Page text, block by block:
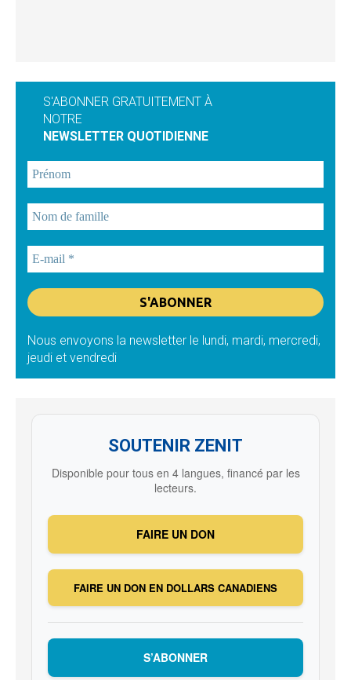
S'ABONNER GRATUITEMENT À
NOTRE
NEWSLETTER QUOTIDIENNE
Nous envoyons la newsletter le lundi, mardi, mercredi,
jeudi et vendredi
SOUTENIR ZENIT
Disponible pour tous en 4 langues, financé par les
lecteurs.
FAIRE UN DON
FAIRE UN DON EN DOLLARS CANADIENS
S’ABONNER